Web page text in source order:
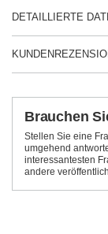
DETAILLIERTE
Brauchen
Stellen Sie eine
umgehend
interessantesten
andere